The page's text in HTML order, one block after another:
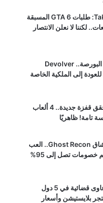
رئيس Take-Two: طلبات GTA 6 المسبقة
لكننا لا نعلن الانتصار
بعد سنوات في البورصة.. Devolver
محاكي PS5 يحقق قفزة جديدة.. 4 ألعاب
تامة! ظاهريًا
أفضل وقت لعشاق Ghost Recon.. العب
خصومات تصل إلى 95%
سوني تواجه دعاوى قضائية في 5 دول
بلايستيشن وأسعار